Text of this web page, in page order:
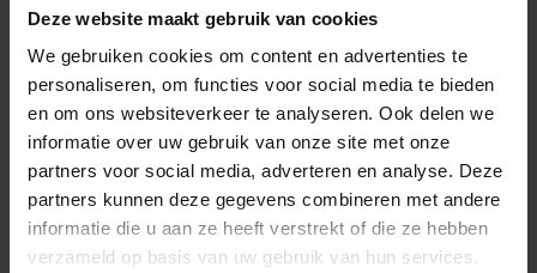
Deze website maakt gebruik van cookies
We gebruiken cookies om content en advertenties te
personaliseren, om functies voor social media te bieden
en om ons websiteverkeer te analyseren. Ook delen we
informatie over uw gebruik van onze site met onze
partners voor social media, adverteren en analyse. Deze
partners kunnen deze gegevens combineren met andere
informatie die u aan ze heeft verstrekt of die ze hebben
verzameld op basis van uw gebruik van hun services.
Shutters
Verticale lamellen
Insectenwering
Smart bediening
Vloeren